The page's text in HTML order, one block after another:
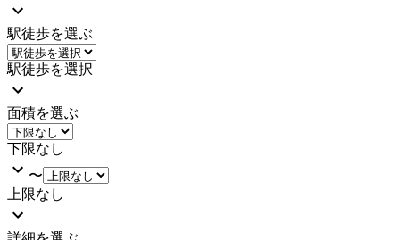
駅徒歩を選ぶ
駅徒歩を選択
面積を選ぶ
下限なし
〜
上限なし